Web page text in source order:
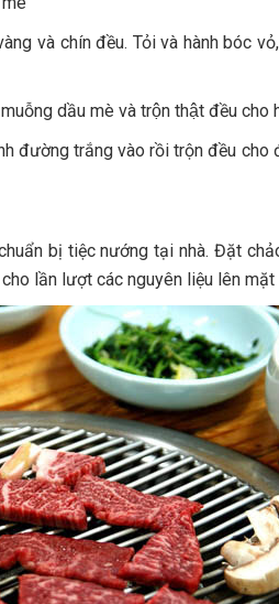
và chín đều. Tỏi và hành bóc
dầu mè và trộn thật đều cho
đường trắng vào rồi trộn đều cho
bị tiệc nướng tại nhà. Đặt
lần lượt các nguyên liệu lên